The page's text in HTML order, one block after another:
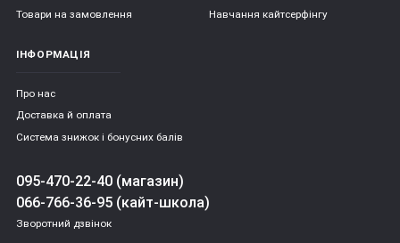
Товари на замовлення
Навчання кайтсерфінгу
ІНФОРМАЦІЯ
Про нас
Доставка й оплата
Система знижок і бонусних балів
095-470-22-40 (магазин)
066-766-36-95 (кайт-школа)
Зворотний дзвінок